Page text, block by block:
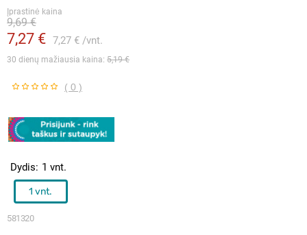
Įprastinė kaina
7,27 € 7,27 € vnt.
9,69 €
30 dienų mažiausia kaina: 5,19 €
( 0 )
581320
Dydis 1 vnt.
1 vnt.